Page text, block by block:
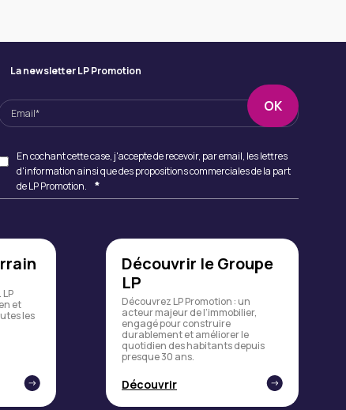
La newsletter LP Promotion
En cochant cette case, j'accepte de recevoir, par email, les lettres
d'information ainsi que des propositions commerciales de la part
de LP Promotion.
*
et
les
Découvrir le Groupe
LP
Découvrez LP Promotion : un
acteur majeur de l’immobilier,
engagé pour construire
durablement et améliorer le
quotidien des habitants depuis
presque 30 ans.
Découvrir